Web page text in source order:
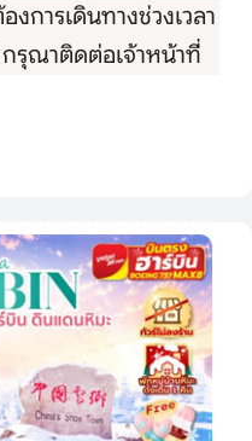
การเดินทางช่วงเวลา
รุณาติดต่อเจ้าหน้าที่